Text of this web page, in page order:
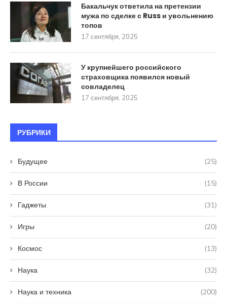
Бакальчук ответила на претензии
мужа по сделке с Russ и увольнению
топов
17 сентября, 2025
У крупнейшего российского
страховщика появился новый
совладелец
17 сентября, 2025
РУБРИКИ
Будущее (25)
В России (15)
Гаджеты (31)
Игры (20)
Космос (13)
Наука (32)
Наука и техника (200)